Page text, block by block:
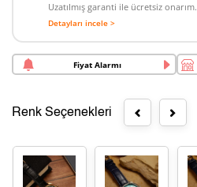
Uzatılmış garanti ile ücretsiz onarım.
Detayları incele >
Fiyat Alarmı
Renk Seçenekleri